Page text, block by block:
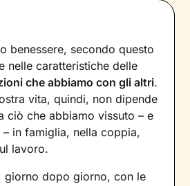
benessere, secondo questo
nelle caratteristiche delle
che abbiamo con gli altri.
vita, quindi, non dipende
ciò che abbiamo vissuto – e
in famiglia, nella coppia,
lavoro.
giorno dopo giorno, con le